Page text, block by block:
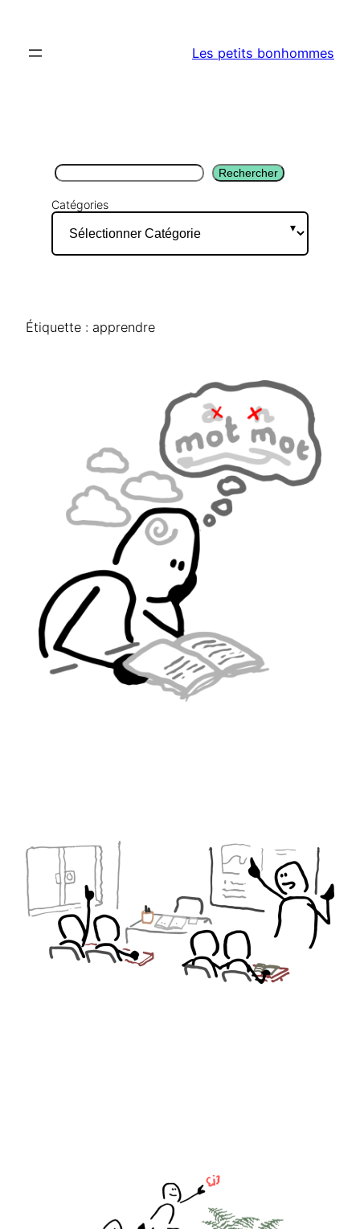
contenu
Les petits bonhommes
Rechercher Rechercher
Catégories
Étiquette : apprendre